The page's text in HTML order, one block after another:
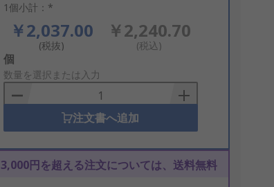
1個小計：*
￥2,037.00
(税抜)
￥2,240.70
(税込)
Add
to
Basket
個
数量を選択または入力
注文書へ追加
3,000円を超える注文については、送料無料